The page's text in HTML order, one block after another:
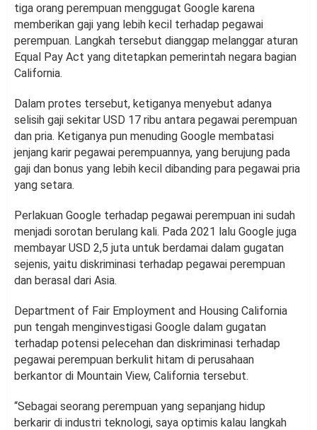
tiga orang perempuan menggugat Google karena
memberikan gaji yang lebih kecil terhadap pegawai
perempuan. Langkah tersebut dianggap melanggar aturan
Equal Pay Act yang ditetapkan pemerintah negara bagian
California.
Dalam protes tersebut, ketiganya menyebut adanya
selisih gaji sekitar USD 17 ribu antara pegawai perempuan
dan pria. Ketiganya pun menuding Google membatasi
jenjang karir pegawai perempuannya, yang berujung pada
gaji dan bonus yang lebih kecil dibanding para pegawai pria
yang setara.
Perlakuan Google terhadap pegawai perempuan ini sudah
menjadi sorotan berulang kali. Pada 2021 lalu Google juga
membayar USD 2,5 juta untuk berdamai dalam gugatan
sejenis, yaitu diskriminasi terhadap pegawai perempuan
dan berasal dari Asia.
Department of Fair Employment and Housing California
pun tengah menginvestigasi Google dalam gugatan
terhadap potensi pelecehan dan diskriminasi terhadap
pegawai perempuan berkulit hitam di perusahaan
berkantor di Mountain View, California tersebut.
“Sebagai seorang perempuan yang sepanjang hidup
berkarir di industri teknologi, saya optimis kalau langkah